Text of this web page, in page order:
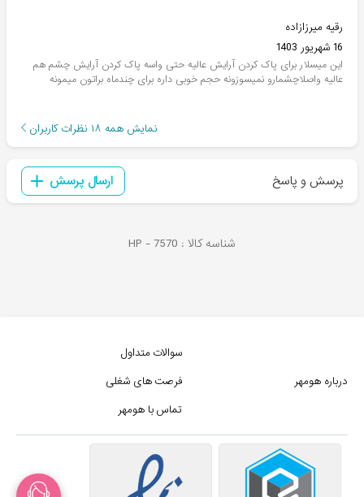
رقیه میرزازاده
16 شهریور 1403
این میسلار برای پاک کردن آرایش عالیه حتی واسه پاک کردن آرایش چشم هم
عالیه واصلاچشمارو نمیسوزونه حجم خوبی داره برای چندماه براتون میمونه
نمایش همه ۱۸ نظرات کاربران
پرسش و پاسخ ارسال پرسش
شناسه کالا : HP -7570
درباره هومهر
سوالات متداول
فرصت های شغلی
تماس با هومهر